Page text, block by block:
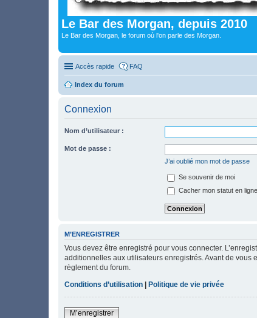
Le Bar des Morgan, depuis 2010
Le Bar des Morgan, le forum où l'on parle des Morgan.
Accès rapide FAQ
Index du forum
Connexion
Nom d’utilisateur :
Mot de passe :
J’ai oublié mon mot de passe
Se souvenir de moi
Cacher mon statut en
M’ENREGISTRER
Vous devez être enregistré pour vous connecter.
additionnelles aux utilisateurs enregistrés. Avant de vous
règlement du forum.
Conditions d’utilisation
Politique de vie privée
M’enregistrer